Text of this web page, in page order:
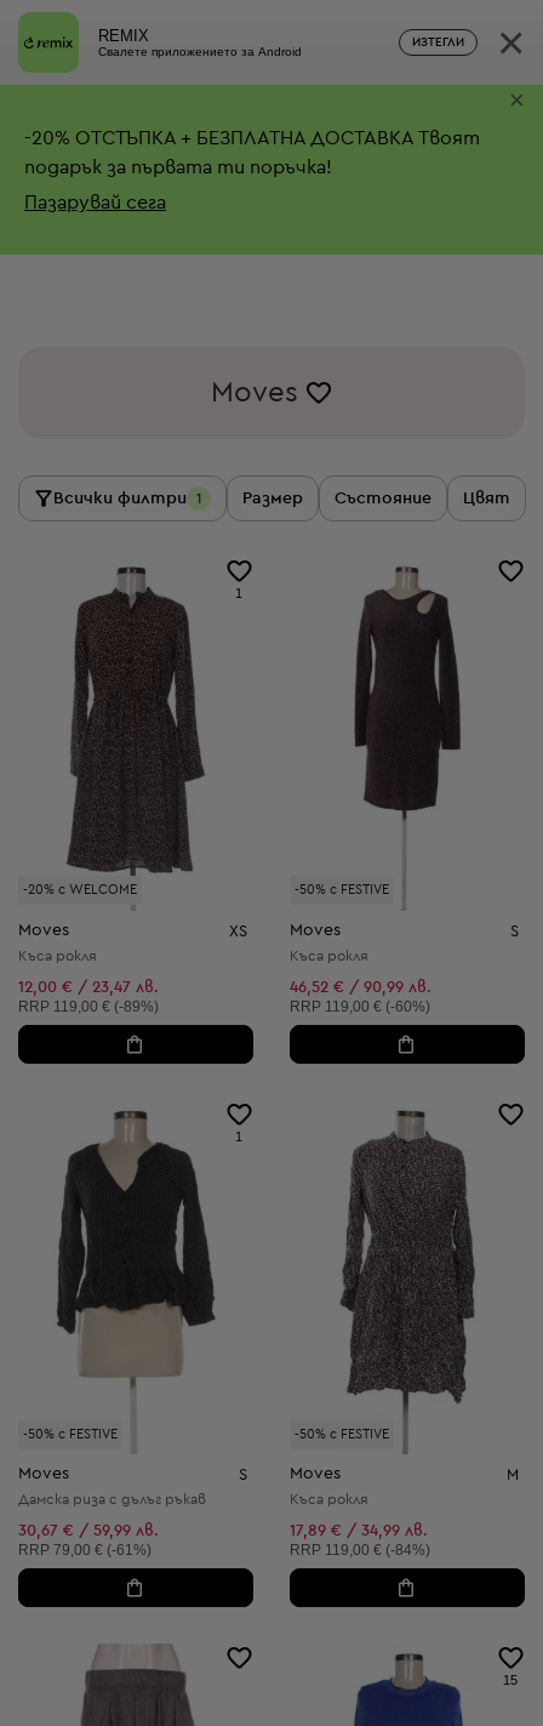
REMIX
Свалете приложението за Android
ИЗТЕГЛИ ×
-20% ОТСТЪПКА + БЕЗПЛАТНА ДОСТАВКА Твоят
подарък за първата ти поръчка!
Пазарувай сега
×
Moves
Всички филтри 1 Размер Състояние Цвят
-20% с WELCOME
1
Moves XS
Къса рокля
12,00 € / 23,47 лв.
Препоръчителна цена:
RRP 119,00 € (-89%)
-50% с FESTIVE
Moves S
Къса рокля
46,52 € / 90,99 лв.
Препоръчителна цена:
RRP 119,00 € (-60%)
-50% с FESTIVE
1
Moves S
Дамска риза с дълъг ръкав
30,67 € / 59,99 лв.
Препоръчителна цена:
RRP 79,00 € (-61%)
-50% с FESTIVE
Moves M
Къса рокля
17,89 € / 34,99 лв.
Препоръчителна цена:
RRP 119,00 € (-84%)
15